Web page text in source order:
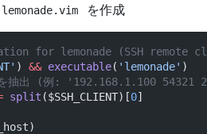
lemonade.vim を作成
for lemonade (SSH remote
) && executable( 'lemonade' )
抽出 (例: '192.168.1.100 54321
split ($SSH_CLIENT)[0]